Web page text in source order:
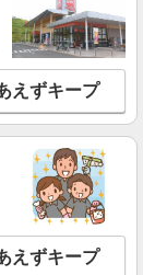
太田市・館林市
えずキープ
えずキープ